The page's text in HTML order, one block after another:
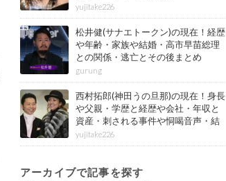
yujitake226
松井健(サナエトークン)の現在！経歴
や年齢・家族や結婚・高市早苗総理
との関係・逃亡とその後まとめ
gurung
西村拓郎(神田うの旦那)の現在！身長
や父親・学歴と経歴や会社・年収と
資産・刺される事件や恫喝音声・結
婚と子供や自宅・脳梗塞の病気もま
とめ
yujitake226
アーカイブで記事を探す